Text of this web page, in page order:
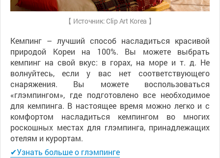
【 Источник: Clip Art Korea 】
Кемпинг – лучший способ насладиться красивой
природой Кореи на 100%. Вы можете выбрать
кемпинг на свой вкус: в горах, на море и т. д. Не
волнуйтесь, если у вас нет соответствующего
снаряжения. Вы можете воспользоваться
«глэмпингом», где подготовлено все необходимое
для кемпинга. В настоящее время можно легко и с
комфортом насладиться кемпингом во многих
роскошных местах для глэмпинга, принадлежащих
отелям и курортам.
✔Узнать больше о глэмпинге